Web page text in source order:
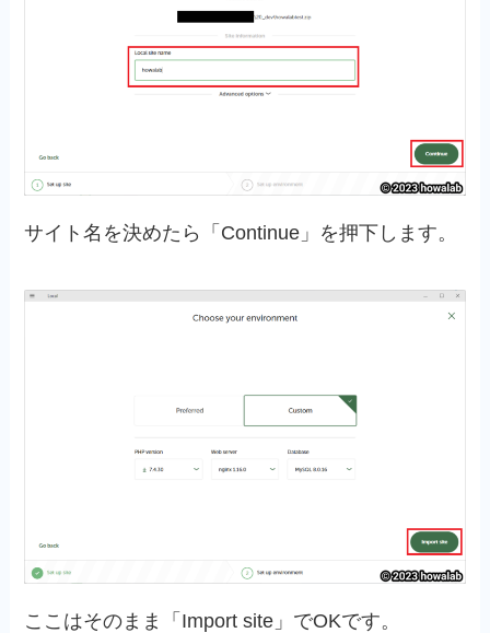
サイト名を決めたら「Continue」を押下します。
ここはそのまま「Import site」でOKです。